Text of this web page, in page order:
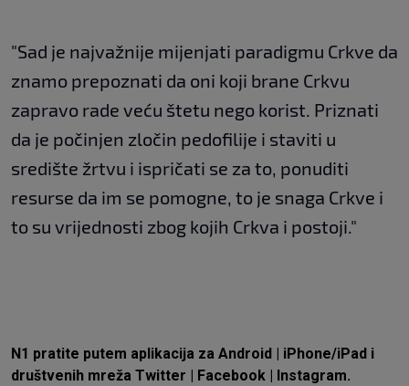
"Sad je najvažnije mijenjati paradigmu Crkve da
znamo prepoznati da oni koji brane Crkvu
zapravo rade veću štetu nego korist. Priznati
da je počinjen zločin pedofilije i staviti u
središte žrtvu i ispričati se za to, ponuditi
resurse da im se pomogne, to je snaga Crkve i
to su vrijednosti zbog kojih Crkva i postoji."
N1 pratite putem aplikacija za Android iPhone/iPad i
društvenih mreža Twitter Facebook Instagram.